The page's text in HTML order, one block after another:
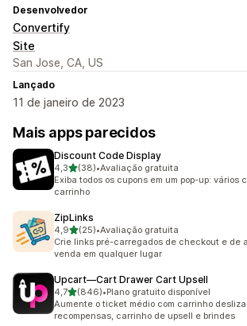
Desenvolvedor
Convertify
Site
San Jose, CA, US
Lançado
11 de janeiro de 2023
Mais apps parecidos
Discount Code Display
4,3de 5 estrelas
(38)
38 avaliações ao todo
•Avaliação gratuita
Exiba todos os cupons em um pop-up: vários
carrinho
ZipLinks
4,9de 5 estrelas
(25)
25 avaliações ao todo
•Avaliação gratuita
Crie links pré-carregados de checkout e de
venda em qualquer lugar
Upcart—Cart Drawer Cart Upsell
4,7de 5 estrelas
(846)
846 avaliações ao todo
•Plano gratuito disponível
Aumente o ticket médio com carrinho
recompensas, carrinho de upsell e brindes